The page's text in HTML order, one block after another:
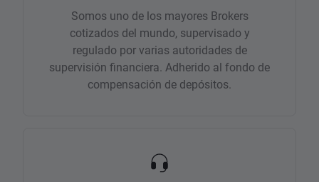
Somos uno de los mayores Brokers
cotizados del mundo, supervisado y
regulado por varias autoridades de
supervisión financiera. Adherido al fondo de
compensación de depósitos.